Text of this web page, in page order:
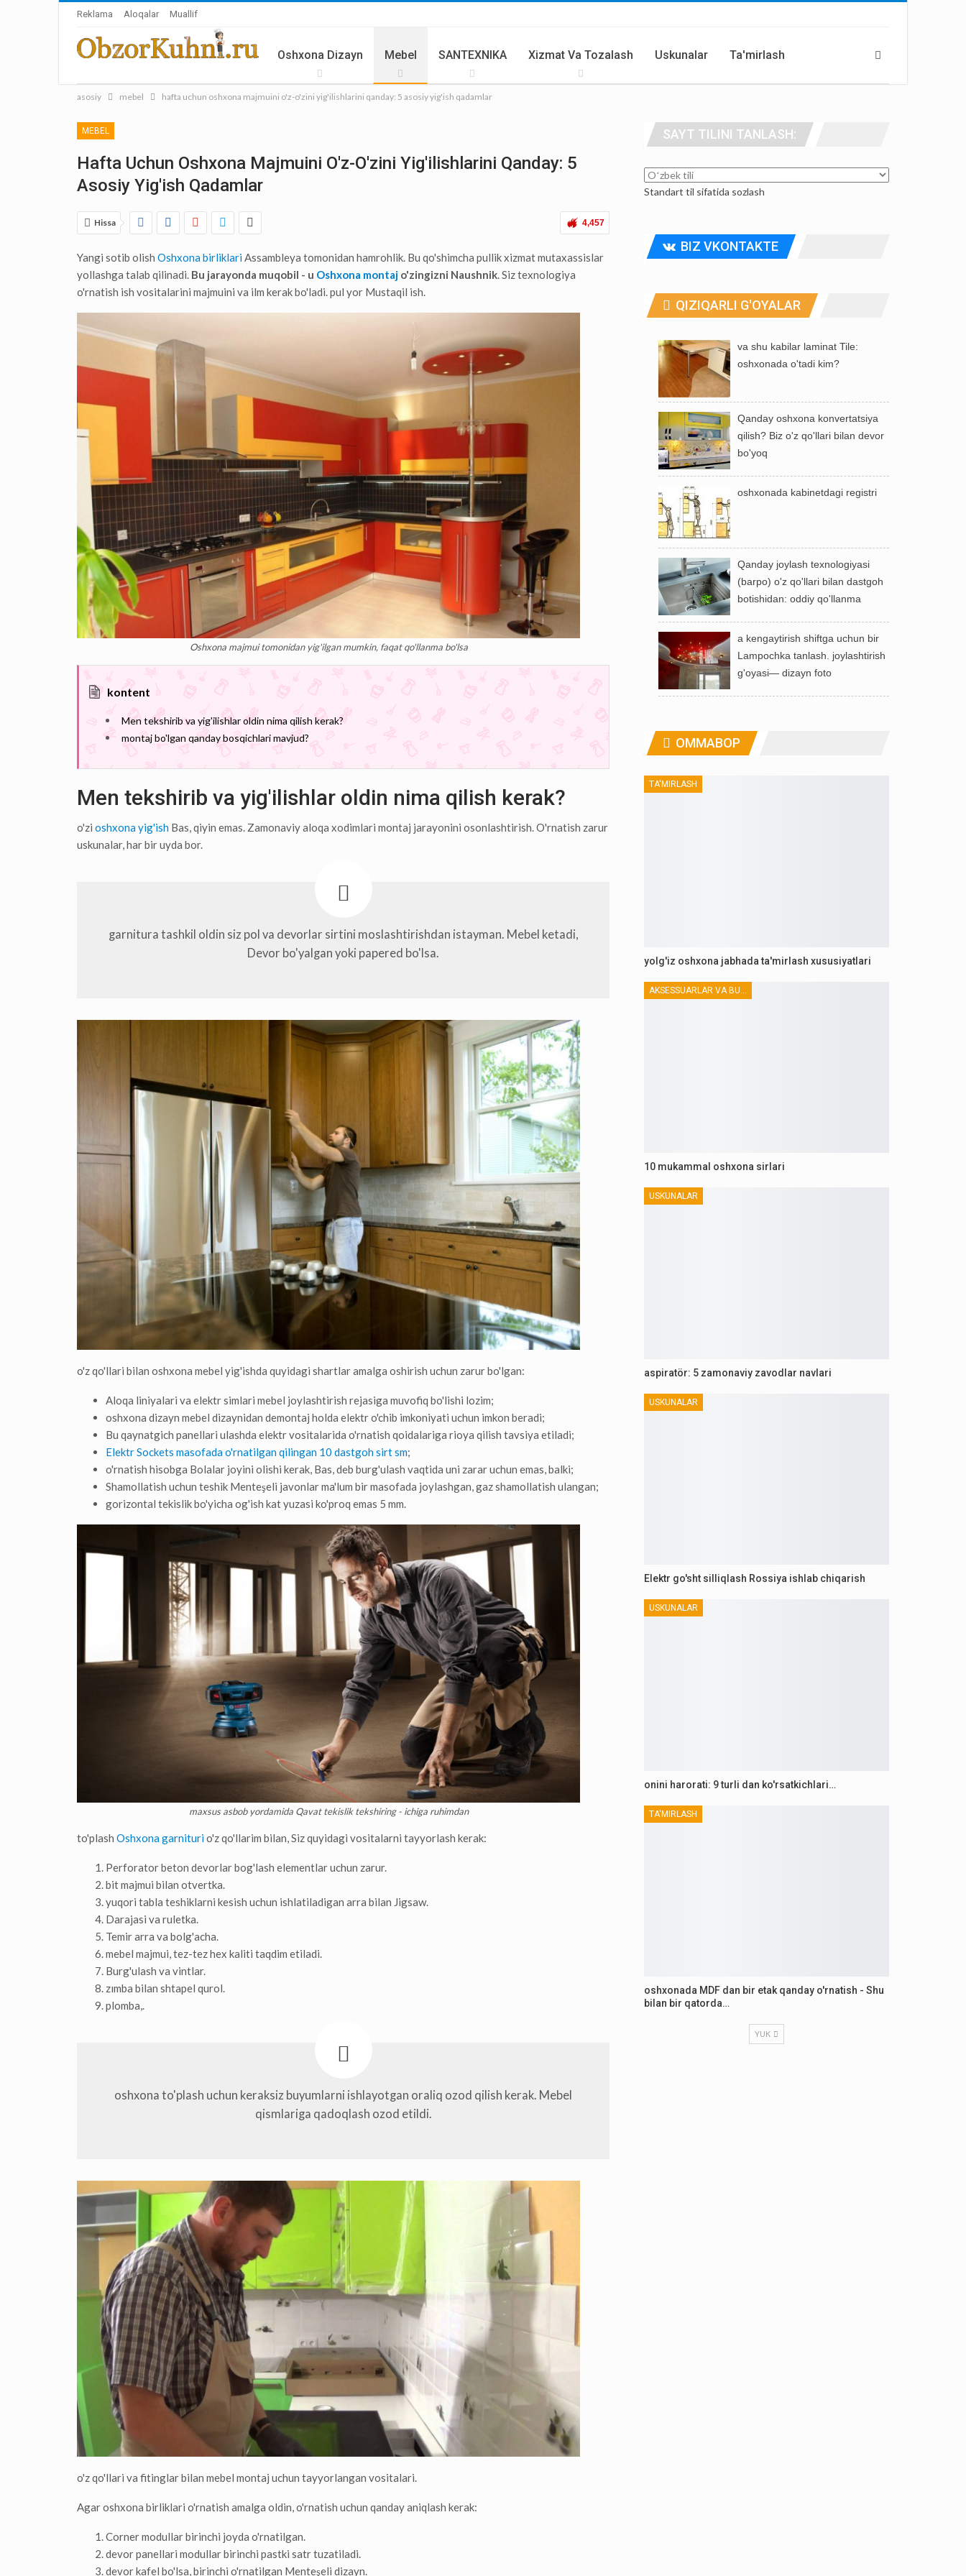
Reklama Aloqalar Muallif
Oshxona Dizayn Mebel SANTEXNIKA Xizmat Va Tozalash Uskunalar Ta'mirlash
asosiy mebel hafta uchun oshxona majmuini o'z-o'zini yig'ilishlarini qanday: 5 asosiy yig'ish qadamlar
MEBEL
Hafta Uchun Oshxona Majmuini O'z-O'zini Yig'ilishlarini Qanday: 5
Asosiy Yig'ish Qadamlar
4,457
Hissa
Yangi sotib olish Oshxona birliklariAssambleya tomonidan hamrohlik. Bu qo'shimcha pullik xizmat mutaxassislar
yollashga talab qilinadi. Bu jarayonda muqobil - u Oshxona montaj o'zingizni Naushnik. Siz texnologiya
o'rnatish ish vositalarini majmuini va ilm kerak bo'ladi. pul yor Mustaqil ish.
Oshxona majmui tomonidan yig'ilgan mumkin, faqat qo'llanma bo'lsa
kontent
Men tekshirib va ​​yig'ilishlar oldin nima qilish kerak?
montaj bo'lgan qanday bosqichlari mavjud?
Men tekshirib va ​​yig'ilishlar oldin nima qilish kerak?
o'zi oshxona yig'ish Bas, qiyin emas. Zamonaviy aloqa xodimlari montaj jarayonini osonlashtirish. O'rnatish zarur
uskunalar, har bir uyda bor.
garnitura tashkil oldin siz pol va devorlar sirtini moslashtirishdan istayman. Mebel ketadi,
Devor bo'yalgan yoki papered bo'lsa.
o'z qo'llari bilan oshxona mebel yig'ishda quyidagi shartlar amalga oshirish uchun zarur bo'lgan:
Aloqa liniyalari va elektr simlari mebel joylashtirish rejasiga muvofiq bo'lishi lozim;
oshxona dizayn mebel dizaynidan demontaj holda elektr o'chib imkoniyati uchun imkon beradi;
Bu qaynatgich panellari ulashda elektr vositalarida o'rnatish qoidalariga rioya qilish tavsiya etiladi;
Elektr Sockets masofada o'rnatilgan qilingan 10 dastgoh sirt sm;
o'rnatish hisobga Bolalar joyini olishi kerak, Bas, deb burg'ulash vaqtida uni zarar uchun emas, balki;
Shamollatish uchun teshik Menteşeli javonlar ma'lum bir masofada joylashgan, gaz shamollatish ulangan;
gorizontal tekislik bo'yicha og'ish kat yuzasi ko'proq emas 5 mm.
maxsus asbob yordamida Qavat tekislik tekshiring - ichiga ruhimdan
to'plash Oshxona garniturio'z qo'llarim bilan, Siz quyidagi vositalarni tayyorlash kerak:
Perforator beton devorlar bog'lash elementlar uchun zarur.
bit majmui bilan otvertka.
yuqori tabla teshiklarni kesish uchun ishlatiladigan arra bilan Jigsaw.
Darajasi va ruletka.
Temir arra va bolg'acha.
mebel majmui, tez-tez hex kaliti taqdim etiladi.
Burg'ulash va vintlar.
zımba bilan shtapel qurol.
plomba,.
oshxona to'plash uchun keraksiz buyumlarni ishlayotgan oraliq ozod qilish kerak. Mebel
qismlariga qadoqlash ozod etildi.
o'z qo'llari va fitinglar bilan mebel montaj uchun tayyorlangan vositalari.
Agar oshxona birliklari o'rnatish amalga oldin, o'rnatish uchun qanday aniqlash kerak:
Corner modullar birinchi joyda o'rnatilgan.
devor panellari modullar birinchi pastki satr tuzatiladi.
devor kafel bo'lsa, birinchi o'rnatilgan Menteşeli dizayn.
SAYT TILINI TANLASH:
Standart til sifatida sozlash
BIZ VKONTAKTE
QIZIQARLI G'OYALAR
va shu kabilar laminat Tile:
oshxonada o'tadi kim?
Qanday oshxona konvertatsiya
qilish? Biz o'z qo'llari bilan devor
bo'yoq
oshxonada kabinetdagi registri
Qanday joylash texnologiyasi
(barpo) o'z qo'llari bilan dastgoh
botishidan: oddiy qo'llanma
a kengaytirish shiftga uchun bir
Lampochka tanlash. joylashtirish
g'oyasi— dizayn foto
OMMABOP
TA'MIRLASH
yolg'iz oshxona jabhada ta'mirlash xususiyatlari
10 mukammal oshxona sirlari
USKUNALAR
aspiratör: 5 zamonaviy zavodlar navlari
USKUNALAR
Elektr go'sht silliqlash Rossiya ishlab chiqarish
USKUNALAR
onini harorati: 9 turli dan ko'rsatkichlari…
TA'MIRLASH
oshxonada MDF dan bir etak qanday o'rnatish - Shu
bilan bir qatorda…
YUK